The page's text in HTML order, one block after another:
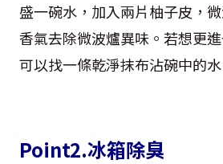
盛一碗水，加入兩片柚子皮，
香氣去除微波爐異味。若想更
可以找一條乾淨抹布沾碗中的
Point2.冰箱除臭